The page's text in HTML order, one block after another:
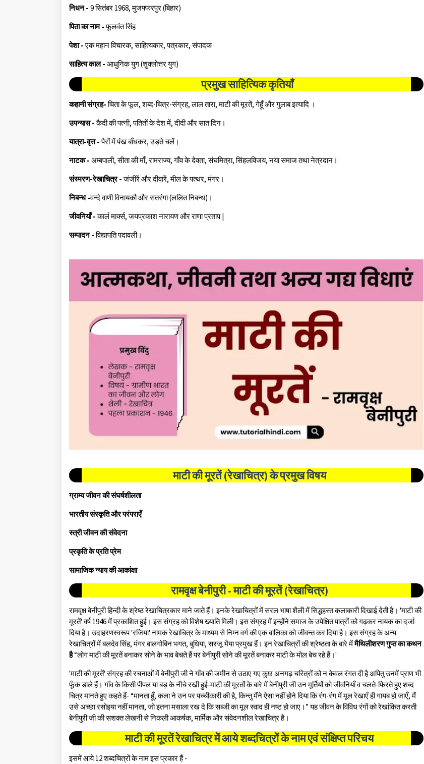
निधन - 9 सितंबर 1968, मुजफ्फरपुर (बिहार)
पिता का नाम -फूलवंत सिंह
पेशा -एक महान विचारक, साहित्यकार, पत्रकार, संपादक
साहित्य काल - आधुनिक युग (शुक्लोत्तर युग)
प्रमुख साहित्यिक कृतियाँ
कहानी संग्रह-चिता के फूल, शब्द-चित्र-संग्रह, लाल तारा, माटी की मूरतें, गेहूँ और गुलाब इत्यादि ।
उपन्यास -कैदी की पत्नी, पतितों के देश में, दीदी और सात दिन।
यात्रा-वृत्त -पैरों में पंख बाँधकर, उड़ते चलें।
नाटक - अम्बपाली, सीता की माँ, रामराज्य, गाँव के देवता, संघमित्रा, सिंहलविजय, नया समाज तथा नेत्रदान।
संस्मरण-रेखाचित्र -जंजीरें और दीवारें, मील के पत्थर, मंगर।
निबन्ध -वन्दे वाणी विनायकौ और सतरंगा (ललित निबन्ध)।
जीवनियाँ -कार्ल मार्क्स, जयप्रकाश नारायण और राणा प्रताप |
सम्पादन -विद्यापति पदावली।
माटी की मूरतें (रेखाचित्र) के प्रमुख विषय
ग्राम्य जीवन की संघर्षशीलता
भारतीय संस्कृति और परंपराएँ
स्त्री जीवन की संवेदना
प्रकृति के प्रति प्रेम
सामाजिक न्याय की आकांक्षा
रामवृक्ष बेनीपुरी - माटी की मूरतें (रेखाचित्र)
रामवृक्ष बेनीपुरी हिन्दी के श्रेष्ठ रेखाचित्रकार माने जाते हैं। इनके रेखाचित्रों में सरल भाषा शैली में सिद्धहस्त कलाकारी दिखाई देती है। 'माटी की
मूरतें' वर्ष 1946 में प्रकाशित हुई। इस संग्रह को विशेष ख्याति मिली। इस संग्रह में इन्होंने समाज के उपेक्षित पात्रों को गढ़कर नायक का दर्जा
दिया है। उदाहरणस्वरूप 'रजिया' नामक रेखाचित्र के माध्यम से निम्न वर्ग की एक बालिका को जीवन्त कर दिया है। इस संग्रह के अन्य
रेखाचित्रों में बलदेव सिंह, मंगर बालगोबिन भगत, बुधिया, सरजू भैया प्रमुख हैं। इन रेखाचित्रों की श्रेष्ठता के बारे मेंमैथिलीशरण गुप्त का कथन
है“लोग माटी की मूरतें बनाकर सोने के भाव बेचते हैं पर बेनीपुरी सोने की मूरतें बनाकर माटी के मोल बेच रहे हैं।'
'माटी की मूरतें' संग्रह की रचनाओं में बेनीपुरी जी ने गाँव की जमीन से उठाए गए कुछ अनगढ़ चरित्रों को न केवल रंगत दी है अपितु उनमें प्राण भी
फूँक डाले हैं। गाँव के किसी पीपल या बड़ के नीचे रखी हुई-माटी की मूरतों के बारे में बेनीपुरी जी उन मूर्तियों को जीवनियाँ व चलते-फिरते हुए शब्द
चित्र मानते हुए कहते हैं- “मानता हूँ, कला ने उन पर पच्चीकारी की है, किन्तु मैंने ऐसा नहीं होने दिया कि रंग-रंग में मूल रेखाएँ ही गायब हो जाएँ, मैं
उसे अच्छा रसोइया नहीं मानता, जो इतना मसाला रख दे कि सब्जी का मूल स्वाद ही नष्ट हो जाए।” यह जीवन के विविध रंगों को रेखांकित करती
बेनीपुरी जी की सशक्त लेखनी से निकली आकर्षक, मार्मिक और संवेदनशील रेखाचित्र है।
माटी की मूरतें रेखाचित्र में आयेशब्दचित्रों के नाम एवंसंक्षिप्त परिचय
इसमें आये 12 शब्दचित्रों के नाम इस प्रकार हैं -